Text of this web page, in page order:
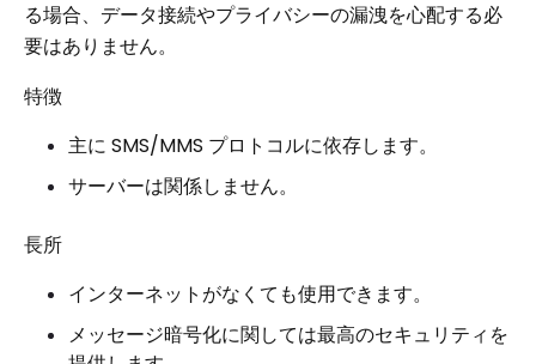
る場合、データ接続やプライバシーの漏洩を心配する必
要はありません。
特徴
主に SMS/MMS プロトコルに依存します。
サーバーは関係しません。
長所
インターネットがなくても使用できます。
メッセージ暗号化に関しては最高のセキュリティを